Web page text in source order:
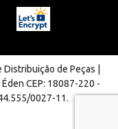
Distribuição de Peças |
CEP: 18087-220 -
0027-11.